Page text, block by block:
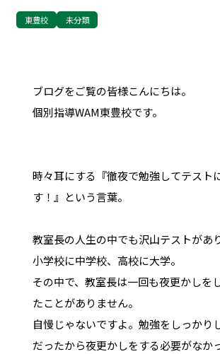
東豊校 未分類
ブログをご覧の皆様こんにちは。
個別指導WAM東豊校です。
時々耳にする『徹夜で勉強してテスト
す！』という言葉。
教室長の人生の中でも沢山テストがあ
小学校に中学校、高校に大学。
その中で、教室長は一回も夜更かしを
たことがありません。
自慢じゃないですよ。勉強をしっかり
だったから夜更かしをする必要がなか